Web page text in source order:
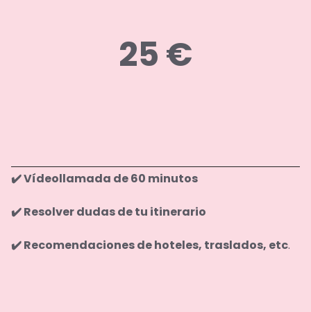
25 €
✔️ Vídeollamada de 60 minutos
✔️ Resolver dudas de tu itinerario
✔️ Recomendaciones de hoteles, traslados, etc.